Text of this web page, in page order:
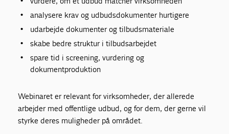
analysere krav og udbudsdokumenter hurtigere
udarbejde dokumenter og tilbudsmateriale
skabe bedre struktur i tilbudsarbejdet
spare tid i screening, vurdering og
dokumentproduktion
Webinaret er relevant for virksomheder, der allerede
arbejder med offentlige udbud, og for dem, der gerne vil
styrke deres muligheder på området.